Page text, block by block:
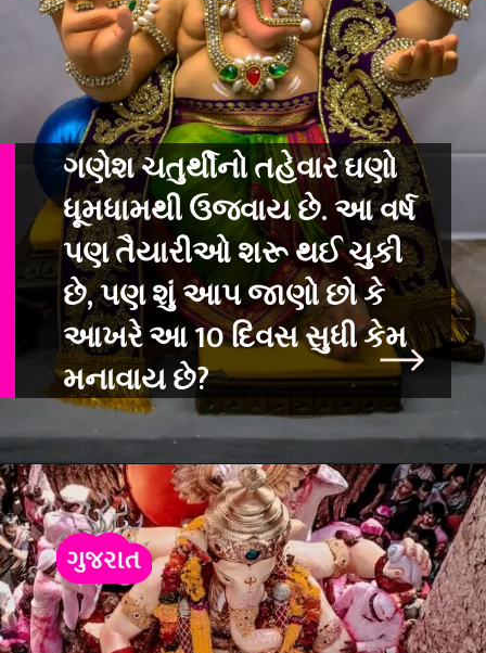
ગણેશ ચતુર્થીનો તહેવાર ઘણો
ધૂમધામથી ઉજવાય છે. આ વર્ષ
પણ તૈયારીઓ શરૂ થઈ ચુકી
છે, પણ શું આપ જાણો છો કે
આખરે આ 10 દિવસ સુધી કેમ
મનાવાય છે?